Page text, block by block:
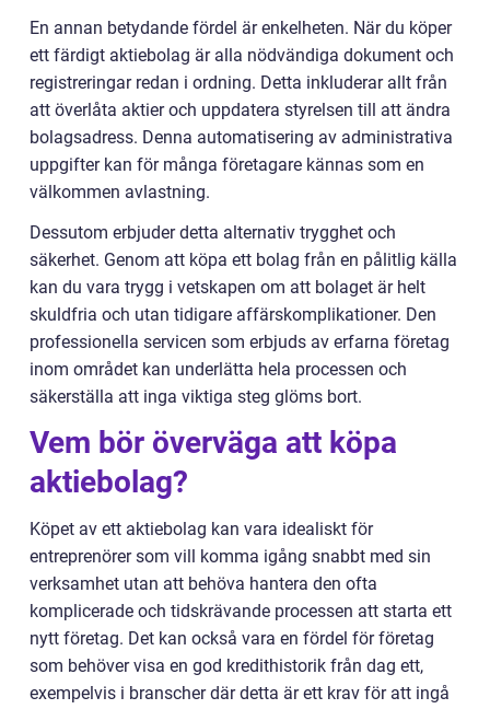
En annan betydande fördel är enkelheten. När du köper
ett färdigt aktiebolag är alla nödvändiga dokument och
registreringar redan i ordning. Detta inkluderar allt från
att överlåta aktier och uppdatera styrelsen till att ändra
bolagsadress. Denna automatisering av administrativa
uppgifter kan för många företagare kännas som en
välkommen avlastning.
Dessutom erbjuder detta alternativ trygghet och
säkerhet. Genom att köpa ett bolag från en pålitlig källa
kan du vara trygg i vetskapen om att bolaget är helt
skuldfria och utan tidigare affärskomplikationer. Den
professionella servicen som erbjuds av erfarna företag
inom området kan underlätta hela processen och
säkerställa att inga viktiga steg glöms bort.
Vem bör överväga att köpa
aktiebolag?
Köpet av ett aktiebolag kan vara idealiskt för
entreprenörer som vill komma igång snabbt med sin
verksamhet utan att behöva hantera den ofta
komplicerade och tidskrävande processen att starta ett
nytt företag. Det kan också vara en fördel för företag
som behöver visa en god kredithistorik från dag ett,
exempelvis i branscher där detta är ett krav för att ingå